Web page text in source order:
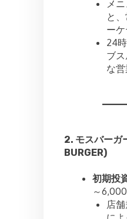
メ
と
ーケ
24
ブ
な営
2. モスバーガ
BURGER)
初期投
～
店